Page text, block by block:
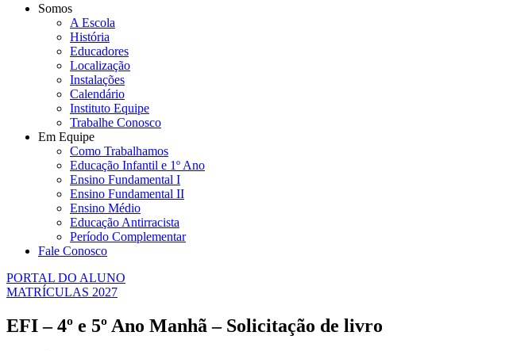
Somos
A Escola
História
Educadores
Localização
Instalações
Calendário
Instituto Equipe
Trabalhe Conosco
Em Equipe
Como Trabalhamos
Educação Infantil e 1º Ano
Ensino Fundamental I
Ensino Fundamental II
Ensino Médio
Educação Antirracista
Período Complementar
Fale Conosco
PORTAL DO ALUNO
MATRÍCULAS 2027
EFI – 4º e 5º Ano Manhã – Solicitação de livro